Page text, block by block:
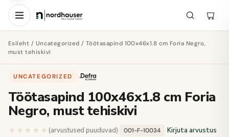
Esileht / Uncategorized / Töötasapind 100x46x1.8 cm Foria Negro,
must tehiskivi
UNCATEGORIZED ·
Töötasapind 100x46x1.8 cm Foria
Negro, must tehiskivi
★★★★★ ★★★★★
(arvustused puuduvad)· 001-F-10034 ·Kirjuta arvustus